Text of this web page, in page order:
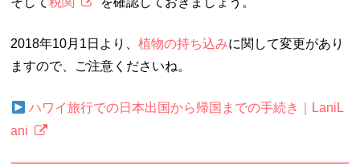
2018年10月1日より、植物の持ち込みに関して変更があり
ますので、ご注意くださいね。
ハワイ旅行での日本出国から帰国までの手続き｜LaniL
ani